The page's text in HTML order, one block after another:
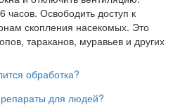
часов. Освободить доступ к
скопления насекомых. Это
тараканов, муравьев и других
обработка?
для людей?